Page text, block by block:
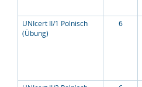
UNIcert II/1 Polnisch
(Übung)
6